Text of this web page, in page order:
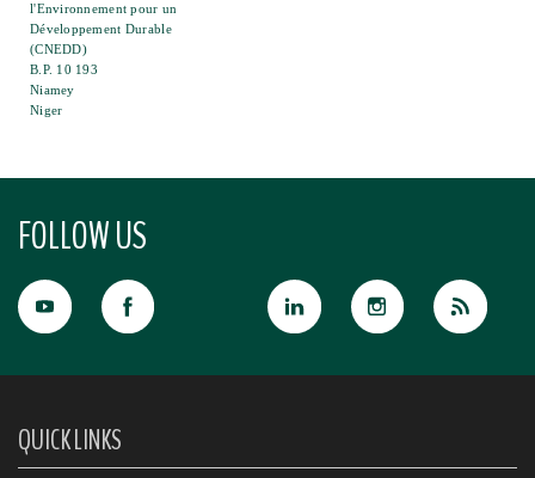
l'Environnement pour un
Développement Durable
(CNEDD)
B.P. 10 193
Niamey
Niger
FOLLOW US
QUICK LINKS